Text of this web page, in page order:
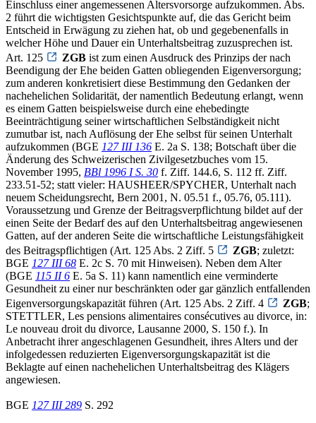
Einschluss einer angemessenen Altersvorsorge aufzukommen. Abs.
2 führt die wichtigsten Gesichtspunkte auf, die das Gericht beim
Entscheid in Erwägung zu ziehen hat, ob und gegebenenfalls in
welcher Höhe und Dauer ein Unterhaltsbeitrag zuzusprechen ist.
Art. 125
ZGB ist zum einen Ausdruck des Prinzips der nach
Beendigung der Ehe beiden Gatten obliegenden Eigenversorgung;
zum anderen konkretisiert diese Bestimmung den Gedanken der
nachehelichen Solidarität, der namentlich Bedeutung erlangt, wenn
es einem Gatten beispielsweise durch eine ehebedingte
Beeinträchtigung seiner wirtschaftlichen Selbständigkeit nicht
zumutbar ist, nach Auflösung der Ehe selbst für seinen Unterhalt
aufzukommen (BGE 127 III 136 E. 2a S. 138; Botschaft über die
Änderung des Schweizerischen Zivilgesetzbuches vom 15.
November 1995, BBl 1996 I S. 30 f. Ziff. 144.6, S. 112 ff. Ziff.
233.51-52; statt vieler: HAUSHEER/SPYCHER, Unterhalt nach
neuem Scheidungsrecht, Bern 2001, N. 05.51 f., 05.76, 05.111).
Voraussetzung und Grenze der Beitragsverpflichtung bildet auf der
einen Seite der Bedarf des auf den Unterhaltsbeitrag angewiesenen
Gatten, auf der anderen Seite die wirtschaftliche Leistungsfähigkeit
des Beitragspflichtigen (Art. 125 Abs. 2 Ziff. 5
ZGB; zuletzt:
BGE 127 III 68 E. 2c S. 70 mit Hinweisen). Neben dem Alter
(BGE 115 II 6 E. 5a S. 11) kann namentlich eine verminderte
Gesundheit zu einer nur beschränkten oder gar gänzlich entfallenden
Eigenversorgungskapazität führen (Art. 125 Abs. 2 Ziff. 4
ZGB;
STETTLER, Les pensions alimentaires consécutives au divorce, in:
Le nouveau droit du divorce, Lausanne 2000, S. 150 f.). In
Anbetracht ihrer angeschlagenen Gesundheit, ihres Alters und der
infolgedessen reduzierten Eigenversorgungskapazität ist die
Beklagte auf einen nachehelichen Unterhaltsbeitrag des Klägers
angewiesen.
BGE 127 III 289 S. 292